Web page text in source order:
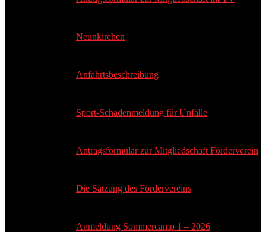
Neunkirchen
Anfahrtsbeschreibung
Sport-Schadenmeldung für Unfälle
Antragsformular zur Mitgliedschaft Förderverein
Die Satzung des Fördervereins
Anmeldung Sommercamp 1 – 2026